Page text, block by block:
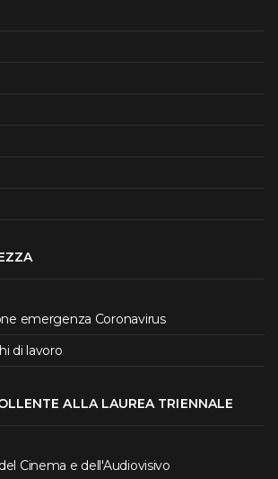
emergenza Coronavirus
di lavoro
ALLA LAUREA TRIENNALE
Cinema e dell'Audiovisivo